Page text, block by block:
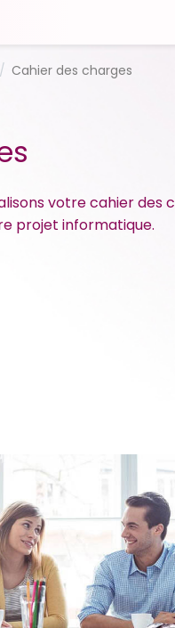
Cahier des charges
votre cahier des
projet informatique.